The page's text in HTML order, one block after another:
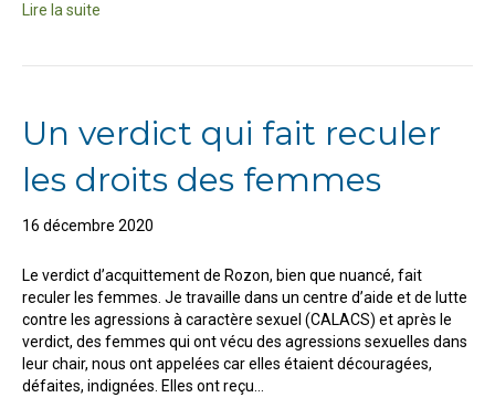
Lire la suite
Un verdict qui fait reculer
les droits des femmes
16 décembre 2020
Le verdict d’acquittement de Rozon, bien que nuancé, fait
reculer les femmes. Je travaille dans un centre d’aide et de lutte
contre les agressions à caractère sexuel (CALACS) et après le
verdict, des femmes qui ont vécu des agressions sexuelles dans
leur chair, nous ont appelées car elles étaient découragées,
défaites, indignées. Elles ont reçu…